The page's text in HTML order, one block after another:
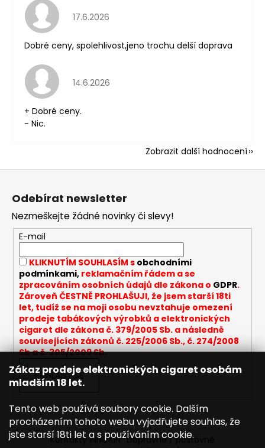
Zákaz prodeje elektronických cigaret osobám
mladším 18 let.
Tento web používá soubory cookie. Dalším
procházením tohoto webu vyjadřujete souhlas, že
jste starší 18ti let a s používáním cookie.
Hodnocení obchodu je 5 z 5 hvězdiček.
17.6.2026
Dobré ceny, spolehlivost,jeno trochu delší doprava
Hodnocení obchodu je 5 z 5 hvězdiček.
14.6.2026
+ Dobré ceny.
- Nic.
Zobrazit další hodnocení
Z
Odebírat newsletter
Nezmeškejte žádné novinky či slevy!
E-mail
KLIKNUTÍM SOUHLASÍM s obchodními
podmínkami,reklamačním řádem a se
zpracováním osobních údajů dle zákona o GDPR.
Zároveň ČESTNĚ PROHLAŠUJI, že jsem starší 18ti
let, tudíž se na moji osobu nevztahuje omezení
prodeje tabákových výrobků a elektronických
cigaret dle zákona č. 379/2005 Sb. a následně
souvisejících zákonů č. 225/2006 Sb., č. 274/2008
Sb a č. 305/2009 Sb.
PŘIHLÁSIT SE
Kontakty INNOKIN Dopravné / poštovné